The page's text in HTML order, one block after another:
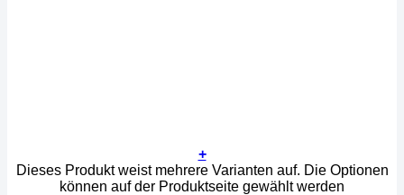
+
Dieses Produkt weist mehrere Varianten auf. Die Optionen
können auf der Produktseite gewählt werden